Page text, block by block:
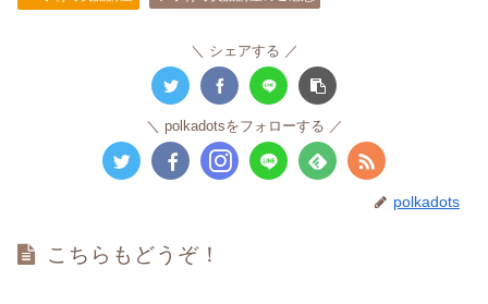
シェアする
polkadotsをフォローする
polkadots
こちらもどうぞ！